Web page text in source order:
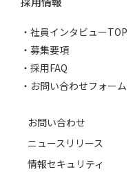
社員インタビューTOP
募集要項
採用FAQ
お問い合わせフォーム
お問い合わせ
ニュースリリース
情報セキュリティ